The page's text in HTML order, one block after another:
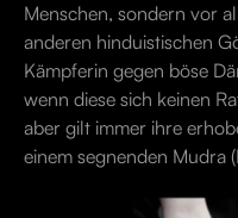
Menschen, sondern vor
anderen hinduistischen
Kämpferin gegen böse
wenn diese sich keinen
aber gilt immer ihre
einem segnenden Mudra